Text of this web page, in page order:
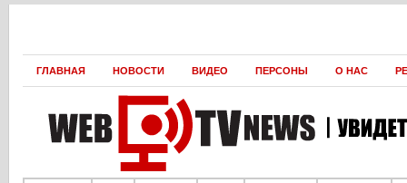
ГЛАВНАЯ НОВОСТИ ВИДЕО ПЕРСОНЫ О НАС